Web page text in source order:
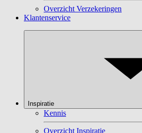
Overzicht Verzekeringen
Klantenservice
Inspiratie
Kennis
Overzicht Inspiratie